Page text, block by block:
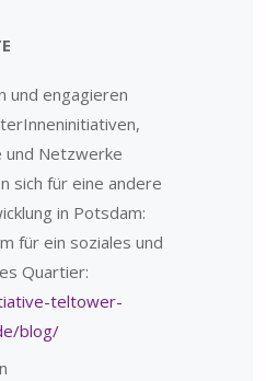
und engagieren
und Netzwerke
sich für eine andere
in Potsdam:
für ein soziales und
Quartier:
teltower-
blog/